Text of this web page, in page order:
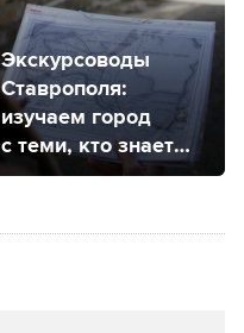
Экскурсоводы
Ставрополя:
изучаем город
с теми, кто знает
его от и до